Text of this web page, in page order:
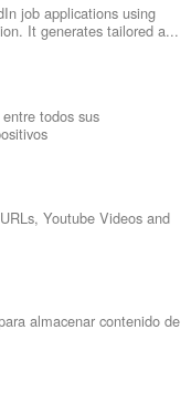
job applications using
It generates tailored a...
todos sus
Youtube Videos and
almacenar contenido de